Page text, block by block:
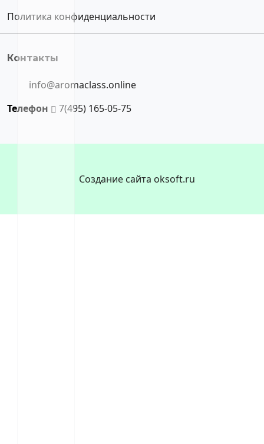
Политика конфиденциальности
Контакты
info@aromaclass.online
Телефон
7(495) 165-05-75
Создание сайта oksoft.ru